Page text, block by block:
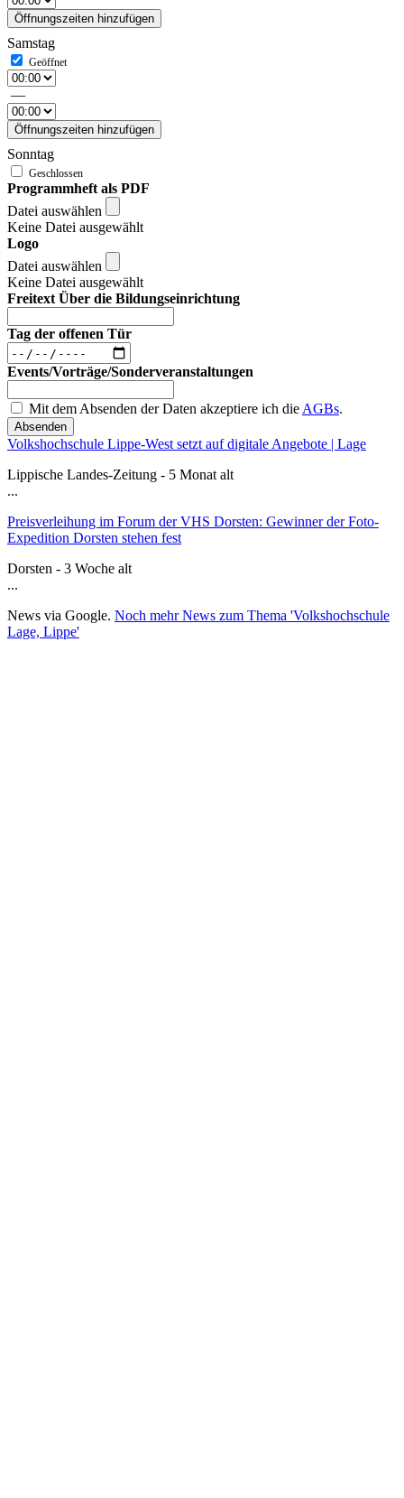
Öffnungszeiten hinzufügen
Samstag
—
Öffnungszeiten hinzufügen
Sonntag
Programmheft als PDF
Datei auswählen
Keine Datei ausgewählt
Logo
Datei auswählen
Keine Datei ausgewählt
Freitext Über die Bildungseinrichtung
Tag der offenen Tür
Events/Vorträge/Sonderveranstaltungen
Mit dem Absenden der Daten akzeptiere ich die AGBs.
Absenden
Volkshochschule Lippe-West setzt auf digitale Angebote | Lage
Lippische Landes-Zeitung - 5 Monat alt
...
Preisverleihung im Forum der VHS Dorsten: Gewinner der Foto-
Expedition Dorsten stehen fest
Dorsten - 3 Woche alt
...
News via Google. Noch mehr News zum Thema 'Volkshochschule
Lage, Lippe'